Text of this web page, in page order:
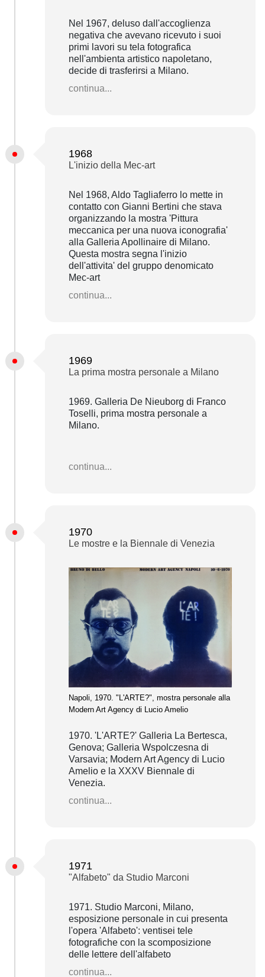
Nel 1967, deluso dall'accoglienza
negativa che avevano ricevuto i suoi
primi lavori su tela fotografica
nell'ambienta artistico napoletano,
decide di trasferirsi a Milano.
continua...
1968
L'inizio della Mec-art
Nel 1968, Aldo Tagliaferro lo mette in
contatto con Gianni Bertini che stava
organizzando la mostra 'Pittura
meccanica per una nuova iconografia'
alla Galleria Apollinaire di Milano.
Questa mostra segna l'inizio
dell'attivita' del gruppo denomicato
Mec-art
continua...
1969
La prima mostra personale a Milano
1969. Galleria De Nieuborg di Franco
Toselli, prima mostra personale a
Milano.
continua...
1970
Le mostre e la Biennale di Venezia
Napoli, 1970. "L'ARTE?", mostra personale alla
Modern Art Agency di Lucio Amelio
1970. 'L'ARTE?' Galleria La Bertesca,
Genova; Galleria Wspolczesna di
Varsavia; Modern Art Agency di Lucio
Amelio e la XXXV Biennale di
Venezia.
continua...
1971
"Alfabeto" da Studio Marconi
1971. Studio Marconi, Milano,
esposizione personale in cui presenta
l'opera 'Alfabeto': ventisei tele
fotografiche con la scomposizione
delle lettere dell'alfabeto
continua...